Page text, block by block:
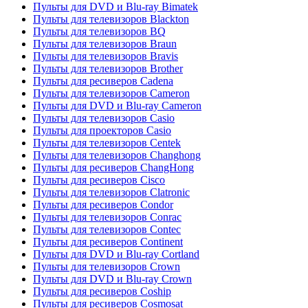
Пульты для DVD и Blu-ray Bimatek
Пульты для телевизоров Blackton
Пульты для телевизоров BQ
Пульты для телевизоров Braun
Пульты для телевизоров Bravis
Пульты для телевизоров Brother
Пульты для ресиверов Cadena
Пульты для телевизоров Cameron
Пульты для DVD и Blu-ray Cameron
Пульты для телевизоров Casio
Пульты для проекторов Casio
Пульты для телевизоров Centek
Пульты для телевизоров Changhong
Пульты для ресиверов ChangHong
Пульты для ресиверов Cisco
Пульты для телевизоров Clatronic
Пульты для ресиверов Condor
Пульты для телевизоров Conrac
Пульты для телевизоров Contec
Пульты для ресиверов Continent
Пульты для DVD и Blu-ray Cortland
Пульты для телевизоров Crown
Пульты для DVD и Blu-ray Crown
Пульты для ресиверов Coship
Пульты для ресиверов Cosmosat